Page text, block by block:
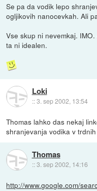
Se pa da vodik lepo
ogljikovih nanocevkah. Ali
Vse skup ni nevemkaj.
ta ni idealen.
Loki
::3. sep 2002, 13:54
Thomas lahko das nekaj
shranjevanja vodika v
Thomas
::3. sep 2002, 14:16
http://www.google.com/